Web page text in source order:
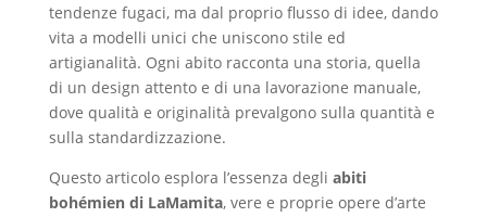
tendenze fugaci, ma dal proprio flusso di idee, dando
vita a modelli unici che uniscono stile ed
artigianalità. Ogni abito racconta una storia, quella
di un design attento e di una lavorazione manuale,
dove qualità e originalità prevalgono sulla quantità e
sulla standardizzazione.
Questo articolo esplora l’essenza degli abiti
bohémien di LaMamita, vere e proprie opere d’arte